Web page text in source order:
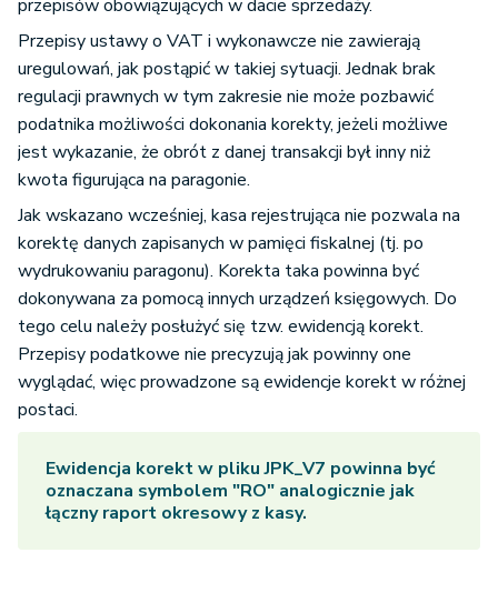
przepisów obowiązujących w dacie sprzedaży.
Przepisy ustawy o VAT i wykonawcze nie zawierają
uregulowań, jak postąpić w takiej sytuacji. Jednak brak
regulacji prawnych w tym zakresie nie może pozbawić
podatnika możliwości dokonania korekty, jeżeli możliwe
jest wykazanie, że obrót z danej transakcji był inny niż
kwota figurująca na paragonie.
Jak wskazano wcześniej, kasa rejestrująca nie pozwala na
korektę danych zapisanych w pamięci fiskalnej (tj. po
wydrukowaniu paragonu). Korekta taka powinna być
dokonywana za pomocą innych urządzeń księgowych. Do
tego celu należy posłużyć się tzw. ewidencją korekt.
Przepisy podatkowe nie precyzują jak powinny one
wyglądać, więc prowadzone są ewidencje korekt w różnej
postaci.
Ewidencja korekt w pliku JPK_V7 powinna być
oznaczana symbolem "RO" analogicznie jak
łączny raport okresowy z kasy.